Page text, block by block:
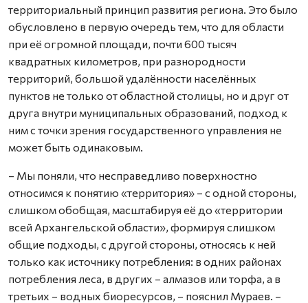
территориальный принцип развития региона. Это было
обусловлено в первую очередь тем, что для области
при её огромной площади, почти 600 тысяч
квадратных километров, при разнородности
территорий, большой удалённости населённых
пунктов не только от областной столицы, но и друг от
друга внутри муниципальных образований, подход к
ним с точки зрения государственного управления не
может быть одинаковым.
– Мы поняли, что несправедливо поверхностно
относимся к понятию «территория» – с одной стороны,
слишком обобщая, масштабируя её до «территории
всей Архангельской области», формируя слишком
общие подходы, с другой стороны, относясь к ней
только как источнику потребления: в одних районах
потребления леса, в других – алмазов или торфа, а в
третьих – водных биоресурсов, – пояснил Мураев. –